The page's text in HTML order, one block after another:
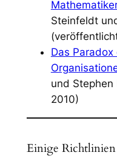
Steinfeldt
Das
und
2010)
Einige Richtlinien